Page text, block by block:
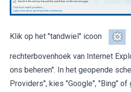
Klik op het "tandwiel" icoon
rechterbovenhoek van Internet
ons beheren". In het geopende
Providers", kies "Google", "Bing"